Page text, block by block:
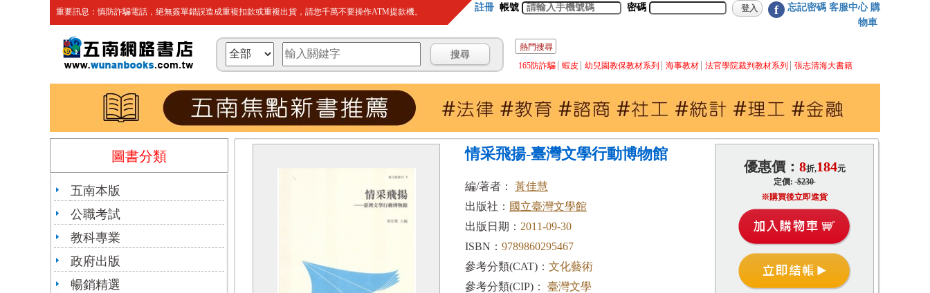
重要訊息：慎防詐騙電話，絕無簽單錯誤造成重複扣款或重複出貨，請您千萬不要操作ATM提款機。 註冊 帳號 密碼 f 忘記密碼 客服中心 購
物車
熱門搜尋
165防詐騙
蝦皮 幼兒園教保教材系列 海事教材 法官學院裁判教材系列 張志清海大書籍
圖書分類
五南本版
公職考試
教科專業
政府出版
暢銷精選
情采飛揚-臺灣文學行動博物館
編/著者： 黃佳慧
出版社： 國立臺灣文學館
出版日期： 2011-09-30
ISBN： 9789860295467
參考分類(CAT)： 文化藝術
參考分類(CIP)：
臺灣文學
優惠價： 8折,184元
定價:$230
※購買後立即進貨